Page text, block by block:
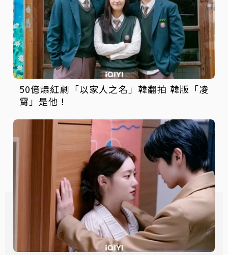
50億爆紅劇「以家人之名」韓翻拍 韓版「凌
霄」是他！